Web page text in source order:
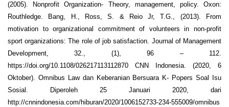
(2005). Nonprofit Organization- Theory, management, policy. Oxon:
Routhledge. Bang, H., Ross, S. & Reio Jr, T.G., (2013). From
motivation to organizational commitment of volunteers in non-profit
sport organizations: The role of job satisfaction. Journal of Management
Development, 32., (1), 96 – 112.
https://doi.org/10.1108/026217113112870 CNN Indonesia. (2020, 6
Oktober). Omnibus Law dan Keberanian Bersuara K- Popers Soal Isu
Sosial. Diperoleh 25 Januari 2020, dari
http://cnnindonesia.com/hiburan/2020/1006152733-234-555009/omnibus